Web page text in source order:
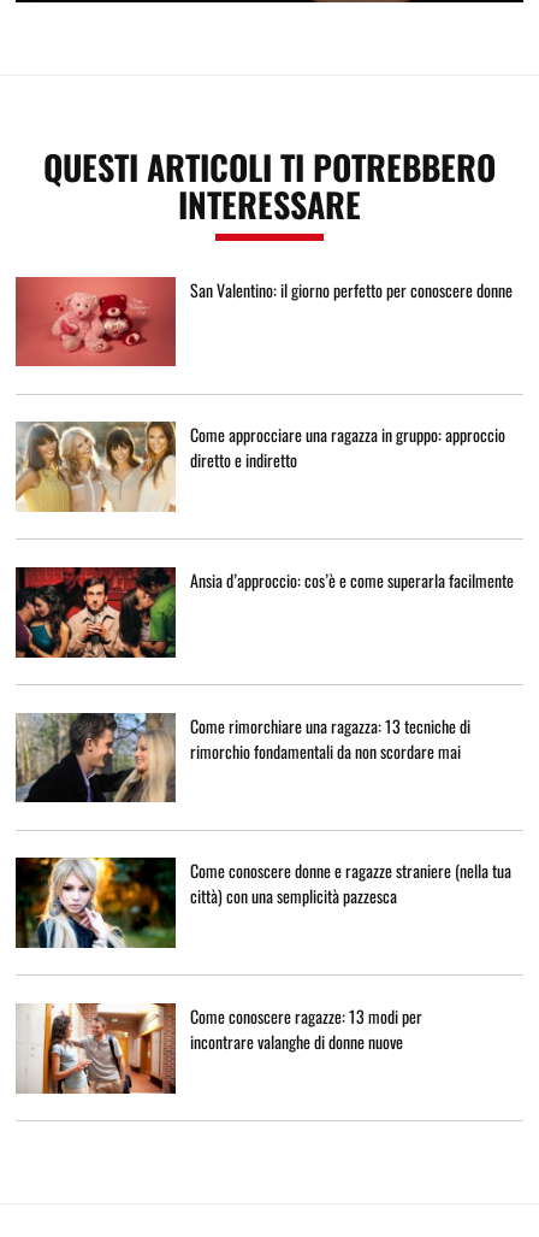
QUESTI ARTICOLI TI POTREBBERO
INTERESSARE
San Valentino: il giorno perfetto per conoscere donne
Come approcciare una ragazza in gruppo: approccio
diretto e indiretto
Ansia d’approccio: cos’è e come superarla facilmente
Come rimorchiare una ragazza: 13 tecniche di
rimorchio fondamentali da non scordare mai
Come conoscere donne e ragazze straniere (nella tua
città) con una semplicità pazzesca
Come conoscere ragazze: 13 modi per
incontrare valanghe di donne nuove